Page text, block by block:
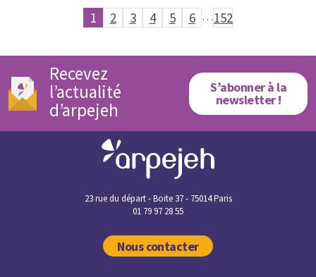
1 2 3 4 5 6 …152
Recevez
l’actualité
d’arpejeh
S’abonner à la
newsletter !
23 rue du départ - Boite 37 - 75014 Paris
01 79 97 28 55
Nous contacter